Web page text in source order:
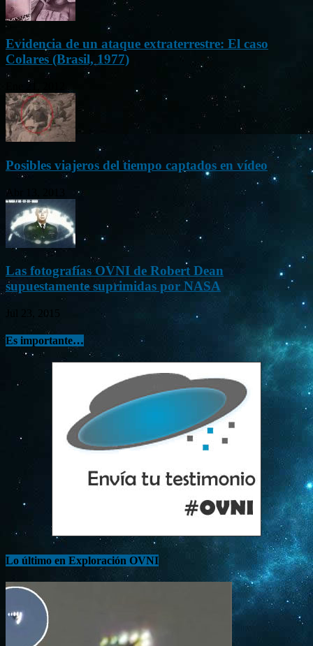
Evidencia de un ataque extraterrestre: El caso
Colares (Brasil, 1977)
Ene 21, 2012
Posibles viajeros del tiempo captados en vídeo
Abr 13, 2013
Las fotografías OVNI de Robert Dean
supuestamente suprimidas por NASA
Jul 23, 2015
Es importante…
Lo último en Exploración OVNI